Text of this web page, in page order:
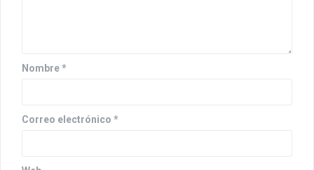
n
t
r
a
Nombre*
Correo electrónico *